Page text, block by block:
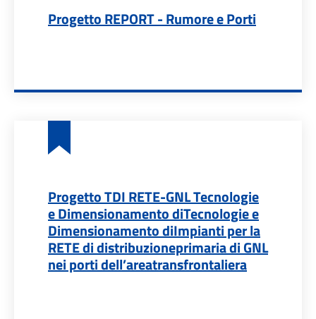
Progetto REPORT - Rumore e Porti
Progetto TDI RETE-GNL Tecnologie
e Dimensionamento diTecnologie e
Dimensionamento diImpianti per la
RETE di distribuzioneprimaria di GNL
nei porti dell’areatransfrontaliera